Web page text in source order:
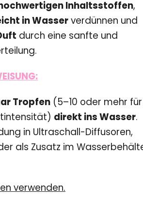
Inhaltsstoffen,
in Wasserverdünnen und
durch eine sanfte und
Tropfen (5–10 oder mehr für
direkt ins Wasser.
in Ultraschall-Diffusoren,
als Zusatz im
verwenden.